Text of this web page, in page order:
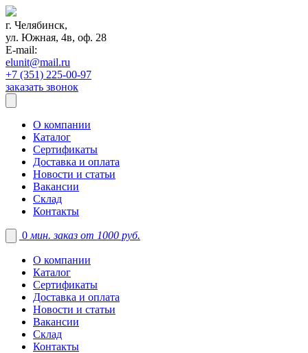
г. Челябинск,
ул. Южная, 4в, оф. 28
E-mail:
elunit@mail.ru
+7 (351) 225-00-97
заказать звонок
О компании
Каталог
Сертификаты
Доставка и оплата
Новости и статьи
Вакансии
Склад
Контакты
0 мин. заказ от 1000 руб.
О компании
Каталог
Сертификаты
Доставка и оплата
Новости и статьи
Вакансии
Склад
Контакты